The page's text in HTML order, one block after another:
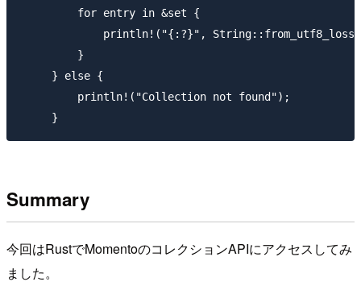
         for entry in &set {
println!("{:?}",
         }
     } else {
         println!("Collection not found");
Summary
今回はRustでMomentoのコレクションAPIにアクセスしてみ
ました。